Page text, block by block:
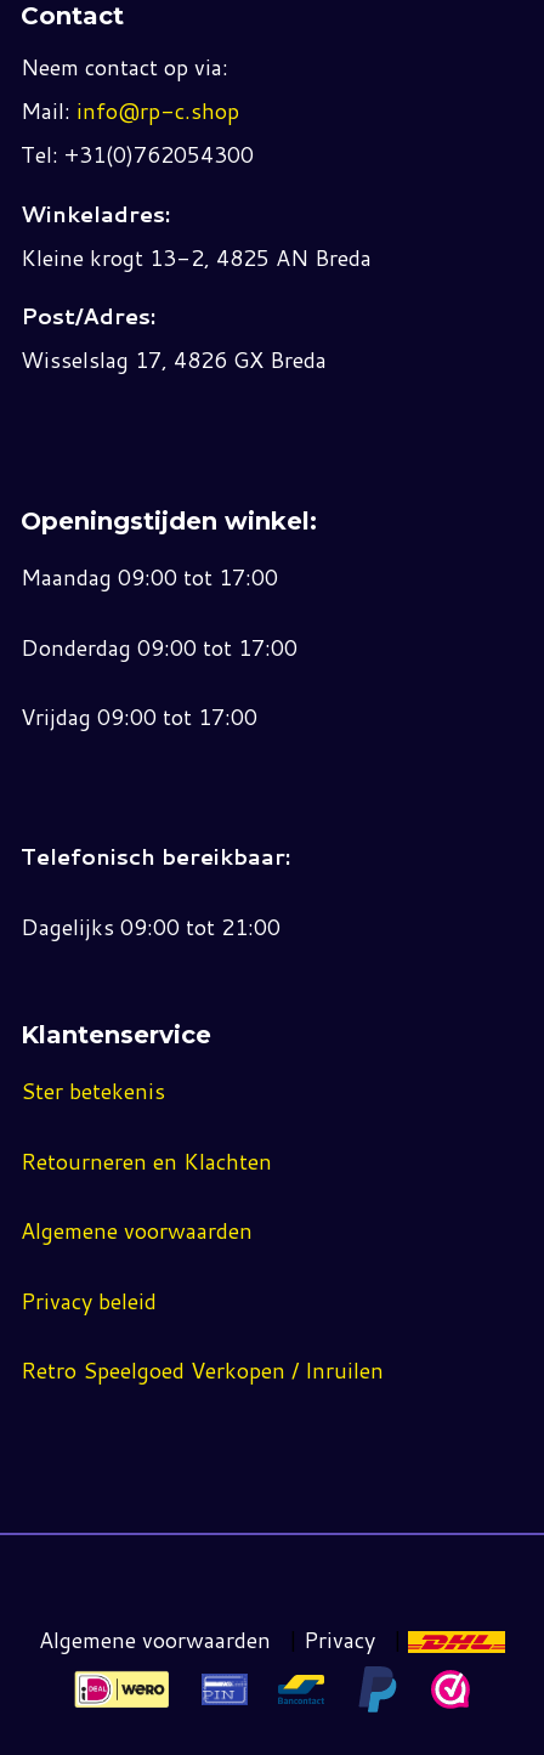
Contact
Neem contact op via:
Mail: info@rp-c.shop
Tel: +31(0)762054300
Winkeladres:
Kleine krogt 13-2, 4825 AN Breda
Post/Adres:
Wisselslag 17, 4826 GX Breda
Openingstijden winkel:
Maandag 09:00 tot 17:00
Donderdag 09:00 tot 17:00
Vrijdag 09:00 tot 17:00
Telefonisch bereikbaar:
Dagelijks 09:00 tot 21:00
Klantenservice
Ster betekenis
Retourneren en Klachten
Algemene voorwaarden
Privacy beleid
Retro Speelgoed Verkopen / Inruilen
Algemene voorwaarden | Privacy |